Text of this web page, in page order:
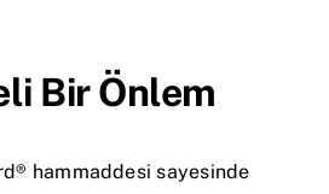
Bir Önlem
hammaddesi sayesinde